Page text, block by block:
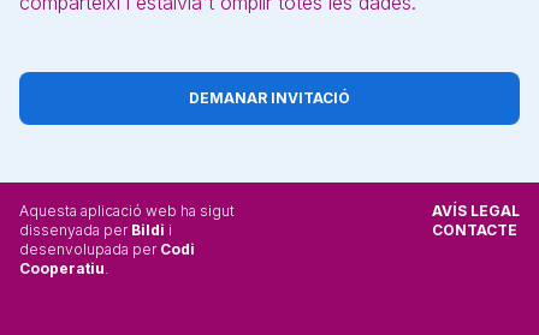
DEMANAR INVITACIÓ
Aquesta aplicació web ha sigut
dissenyada per Bildi i
desenvolupada per Codi
Cooperatiu.
AVÍS LEGAL
CONTACTE